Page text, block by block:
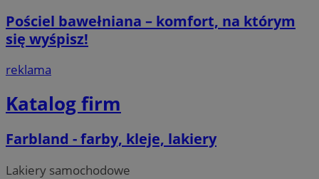
Pościel bawełniana – komfort, na którym
się wyśpisz!
reklama
Katalog firm
Farbland - farby, kleje, lakiery
Lakiery samochodowe